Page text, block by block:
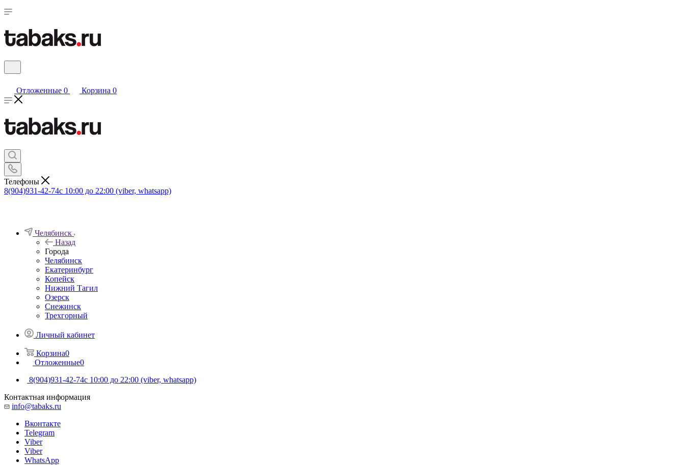
Отложенные 0 Корзина 0
Телефоны
8(904)931-42-74с 10:00 до 22:00 (viber, whatsapp)
Челябинск
Назад
Города
Челябинск
Екатеринбург
Копейск
Нижний Тагил
Озерск
Снежинск
Трехгорный
Личный кабинет
Корзина0
Отложенные0
8(904)931-42-74с 10:00 до 22:00 (viber, whatsapp)
Контактная информация
info@tabaks.ru
Вконтакте
Telegram
Viber
Viber
WhatsApp